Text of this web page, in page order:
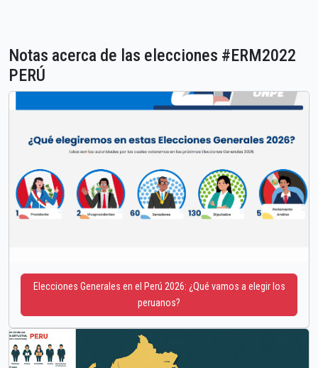
Notas acerca de las elecciones #ERM2022
PERÚ
Elecciones Generales en el Perú 2026: ¿Qué vamos a elegir los
peruanos?